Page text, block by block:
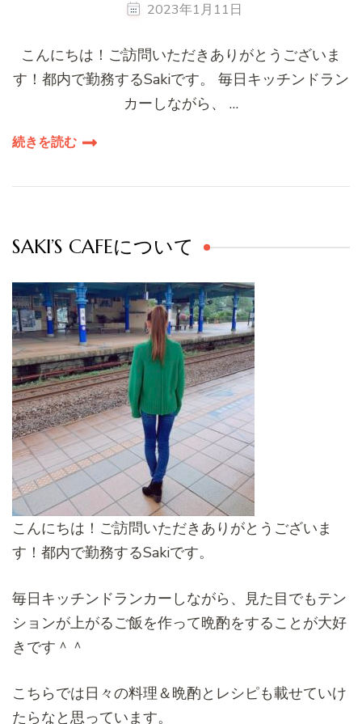
2023年1月11日
こんにちは！ご訪問いただきありがとうございま
す！都内で勤務するSakiです。 毎日キッチンドラン
カーしながら、 …
続きを読む
SAKI’S CAFEについて
こんにちは！ご訪問いただきありがとうございま
す！都内で勤務するSakiです。
毎日キッチンドランカーしながら、見た目でもテン
ションが上がるご飯を作って晩酌をすることが大好
きです＾＾
こちらでは日々の料理＆晩酌とレシピも載せていけ
たらなと思っています。